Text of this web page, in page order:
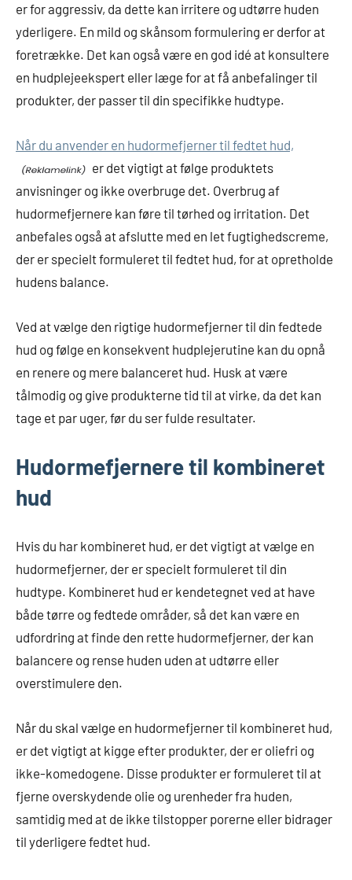
er for aggressiv, da dette kan irritere og udtørre huden
yderligere. En mild og skånsom formulering er derfor at
foretrække. Det kan også være en god idé at konsultere
en hudplejeekspert eller læge for at få anbefalinger til
produkter, der passer til din specifikke hudtype.
Når du anvender en hudormefjerner til fedtet hud,
er det vigtigt at følge produktets
anvisninger og ikke overbruge det. Overbrug af
hudormefjernere kan føre til tørhed og irritation. Det
anbefales også at afslutte med en let fugtighedscreme,
der er specielt formuleret til fedtet hud, for at opretholde
hudens balance.
Ved at vælge den rigtige hudormefjerner til din fedtede
hud og følge en konsekvent hudplejerutine kan du opnå
en renere og mere balanceret hud. Husk at være
tålmodig og give produkterne tid til at virke, da det kan
tage et par uger, før du ser fulde resultater.
Hudormefjernere til kombineret
hud
Hvis du har kombineret hud, er det vigtigt at vælge en
hudormefjerner, der er specielt formuleret til din
hudtype. Kombineret hud er kendetegnet ved at have
både tørre og fedtede områder, så det kan være en
udfordring at finde den rette hudormefjerner, der kan
balancere og rense huden uden at udtørre eller
overstimulere den.
Når du skal vælge en hudormefjerner til kombineret hud,
er det vigtigt at kigge efter produkter, der er oliefri og
ikke-komedogene. Disse produkter er formuleret til at
fjerne overskydende olie og urenheder fra huden,
samtidig med at de ikke tilstopper porerne eller bidrager
til yderligere fedtet hud.